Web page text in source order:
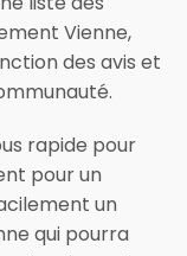
Vienne,
des avis et
rapide pour
pour un
un
qui pourra